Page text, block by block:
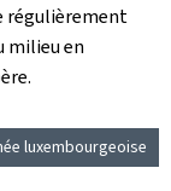
régulièrement
milieu en
luxembourgeoise